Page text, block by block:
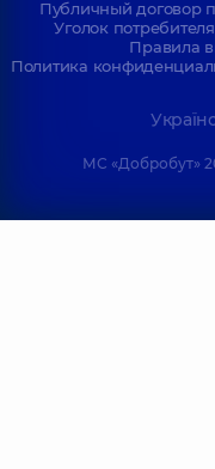
Публичный договор
Уголок
Правила
Политика
МС «Добробут»